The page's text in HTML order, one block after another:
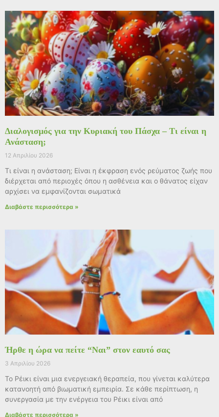
Διαλογισμός για την Κυριακή του Πάσχα – Τι είναι η
Ανάσταση;
12 Απριλίου 2026
Τι είναι η ανάσταση; Είναι η έκφραση ενός ρεύματος ζωής που
διέρχεται από περιοχές όπου η ασθένεια και ο θάνατος είχαν
αρχίσει να εμφανίζονται σωματικά
Διαβάστε περισσότερα »
Ήρθε η ώρα να πείτε “Ναι” στον εαυτό σας
3 Απριλίου 2026
Το Ρέικι είναι μια ενεργειακή θεραπεία, που γίνεται καλύτερα
κατανοητή από βιωματική εμπειρία. Σε κάθε περίπτωση, η
συνεργασία με την ενέργεια του Ρέικι είναι από
Διαβάστε περισσότερα »